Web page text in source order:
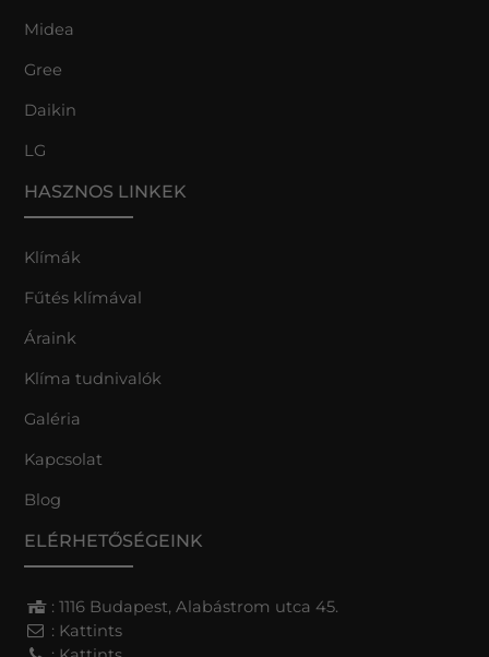
Midea
Gree
Daikin
LG
HASZNOS LINKEK
Klímák
Fűtés klímával
Áraink
Klíma tudnivalók
Galéria
Kapcsolat
Blog
ELÉRHETŐSÉGEINK
: 1116 Budapest, Alabástrom utca 45.
: Kattints